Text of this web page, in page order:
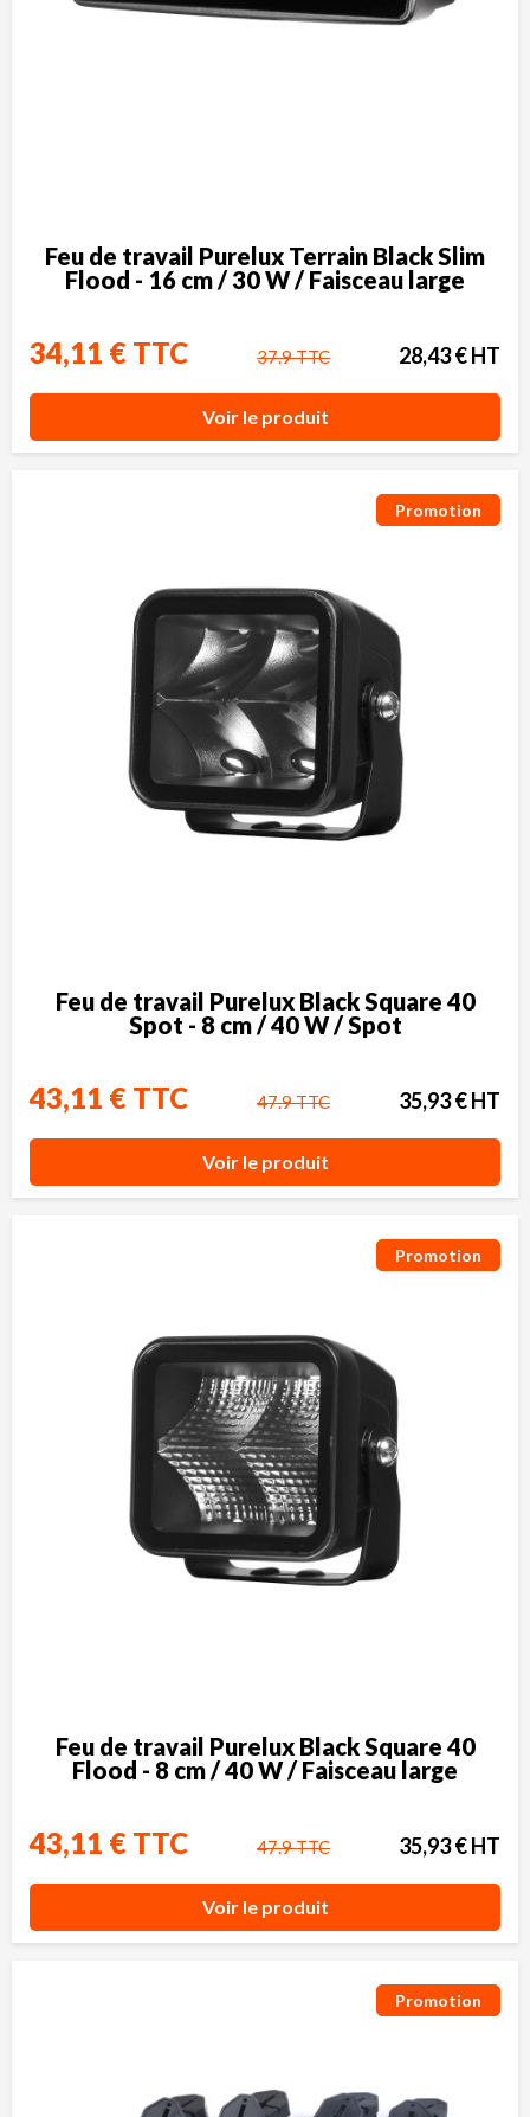
Feu de travail Purelux Terrain Black Slim
Flood - 16 cm / 30 W / Faisceau large
34,11 € TTC 37.9 TTC 28,43 € HT
Voir le produit
Promotion
Feu de travail Purelux Black Square 40
Spot - 8 cm / 40 W / Spot
43,11 € TTC 47.9 TTC 35,93 € HT
Voir le produit
Promotion
Feu de travail Purelux Black Square 40
Flood - 8 cm / 40 W / Faisceau large
43,11 € TTC 47.9 TTC 35,93 € HT
Voir le produit
Promotion